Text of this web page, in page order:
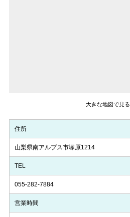
大きな地図で見る
住所
山梨県南アルプス市塚原1214
TEL
055-282-7884
営業時間